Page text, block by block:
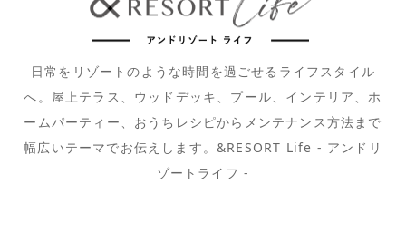
日常をリゾートのような時間を過ごせるライフスタイル
へ。屋上テラス、ウッドデッキ、プール、インテリア、ホ
ームパーティー、おうちレシピからメンテナンス方法まで
幅広いテーマでお伝えします。&RESORT Life - アンドリ
ゾートライフ -